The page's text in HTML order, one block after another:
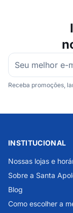
Receba promoções,
INSTITUCIONAL
Nossas lojas e
Sobre a Santa
Blog
Como escolher a